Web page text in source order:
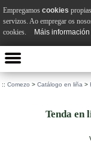
:: Comezo > Catálogo en liña >
Tenda en
Empregamos cookies
servizos. Ao empregar os
cookies.
Máis información